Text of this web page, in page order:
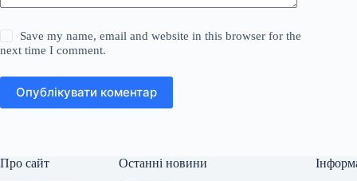
Save my name, email and website in this browser for the
next time I comment.
Опублікувати коментар
Про сайт Останні новини